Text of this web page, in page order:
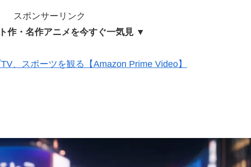
スポンサーリンク
作・名作アニメを今すぐ一気見 ▼
、スポーツを観る【Amazon Prime Video】